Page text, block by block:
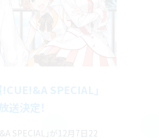
SPECIAL」
決定！
SPECIAL」が12月7日22